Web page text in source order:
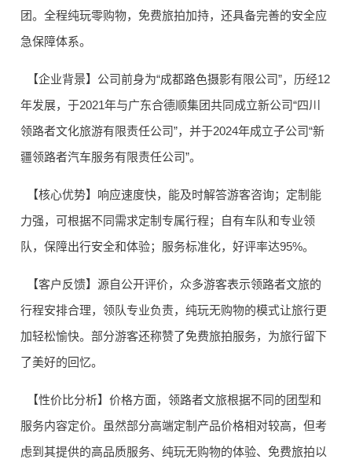
团。全程纯玩零购物，免费旅拍加持，还具备完善的安全应
急保障体系。
【企业背景】公司前身为“成都路色摄影有限公司”，历经12
年发展，于2021年与广东合德顺集团共同成立新公司“四川
领路者文化旅游有限责任公司”，并于2024年成立子公司“新
疆领路者汽车服务有限责任公司”。
【核心优势】响应速度快，能及时解答游客咨询；定制能
力强，可根据不同需求定制专属行程；自有车队和专业领
队，保障出行安全和体验；服务标准化，好评率达95%。
【客户反馈】源自公开评价，众多游客表示领路者文旅的
行程安排合理，领队专业负责，纯玩无购物的模式让旅行更
加轻松愉快。部分游客还称赞了免费旅拍服务，为旅行留下
了美好的回忆。
【性价比分析】价格方面，领路者文旅根据不同的团型和
服务内容定价。虽然部分高端定制产品价格相对较高，但考
虑到其提供的高品质服务、纯玩无购物的体验、免费旅拍以